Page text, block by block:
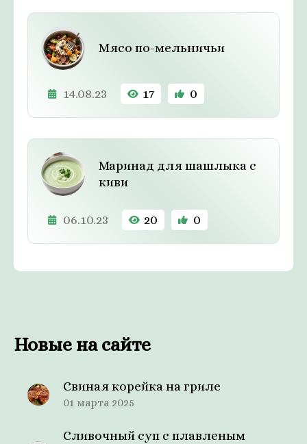
Мясо по-мельничьи
14.08.23 17 0
Маринад для шашлыка с
киви
06.10.23 20 0
Новые на сайте
Свиная корейка на гриле
01 марта 2025
Сливочный суп с плавленым